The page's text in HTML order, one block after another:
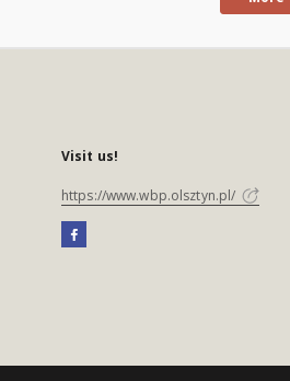
Visit us!
https://www.wbp.olsztyn.pl/